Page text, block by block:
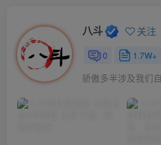
八斗 关注
0 1.7W+